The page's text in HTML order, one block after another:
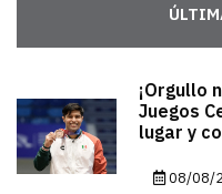
¡Orgullo
Juegos
lugar y
08/08/